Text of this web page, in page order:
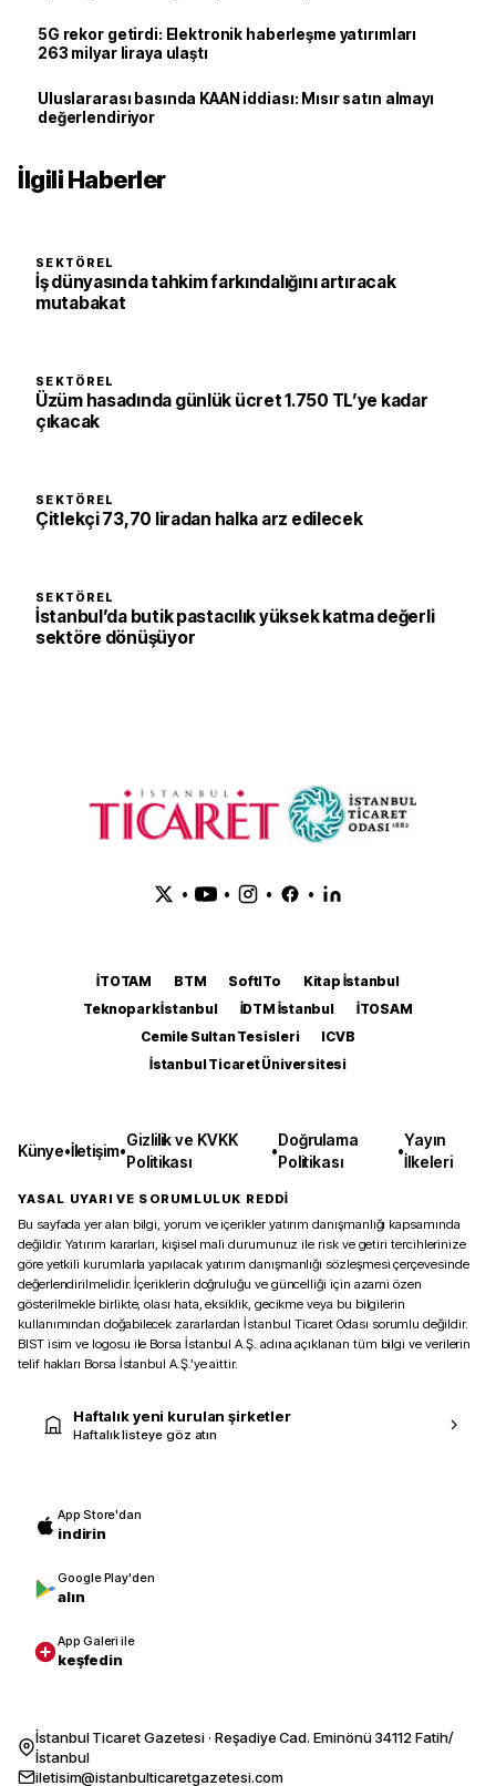
5G rekor getirdi: Elektronik haberleşme yatırımları
263 milyar liraya ulaştı
Uluslararası basında KAAN iddiası: Mısır satın almayı
değerlendiriyor
İlgili Haberler
SEKTÖREL
İş dünyasında tahkim farkındalığını artıracak
mutabakat
SEKTÖREL
Üzüm hasadında günlük ücret 1.750 TL’ye kadar
çıkacak
SEKTÖREL
Çitlekçi 73,70 liradan halka arz edilecek
SEKTÖREL
İstanbul’da butik pastacılık yüksek katma değerli
sektöre dönüşüyor
• • • •
İTOTAM BTM SoftITo
Kitap İstanbul
Teknopark İstanbul
İDTM İstanbul
İTOSAM
Cemile Sultan Tesisleri
ICVB
İstanbul Ticaret Üniversitesi
Künye•İletişim•
Gizlilik ve KVKK
Politikası
•
Doğrulama
Politikası
•
Yayın
İlkeleri
YASAL UYARI VE SORUMLULUK REDDİ
Bu sayfada yer alan bilgi, yorum ve içerikler yatırım danışmanlığı kapsamında
değildir. Yatırım kararları, kişisel mali durumunuz ile risk ve getiri tercihlerinize
göre yetkili kurumlarla yapılacak yatırım danışmanlığı sözleşmesi çerçevesinde
değerlendirilmelidir. İçeriklerin doğruluğu ve güncelliği için azami özen
gösterilmekle birlikte, olası hata, eksiklik, gecikme veya bu bilgilerin
kullanımından doğabilecek zararlardan İstanbul Ticaret Odası sorumlu değildir.
BIST isim ve logosu ile Borsa İstanbul A.Ş. adına açıklanan tüm bilgi ve verilerin
telif hakları Borsa İstanbul A.Ş.’ye aittir.
Haftalık yeni kurulan şirketler
Haftalık listeye göz atın
App Store'dan
indirin
Google Play'den
alın
App Galeri ile
keşfedin
İstanbul Ticaret Gazetesi · Reşadiye Cad. Eminönü 34112 Fatih/
İstanbul
iletisim@istanbulticaretgazetesi.com